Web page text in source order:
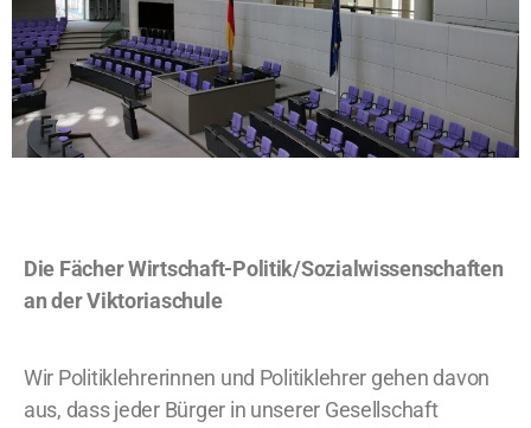
Die Fächer Wirtschaft-Politik/Sozialwissenschaften
an der Viktoriaschule
Wir Politiklehrerinnen und Politiklehrer gehen davon
aus, dass jeder Bürger in unserer Gesellschaft